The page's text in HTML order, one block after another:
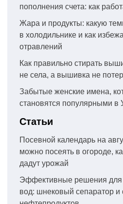
пополнения счета: как
Жара и продукты: какую
в холодильнике и как
отравлений
Как правильно стирать
не села, а вышивка не
Забытые женские имена,
становятся популярными в
Статьи
Посевной календарь на
можно посеять в огороде,
дадут урожай
Эффективные решения для
вод: шнековый сепаратор и